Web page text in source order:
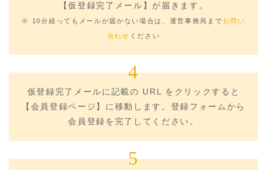
【仮登録完了メール】が届きます。
※ 10分経ってもメールが届かない場合は、運営事務局まで お問い
合わせ ください
4
仮登録完了メールに記載の URL をクリックすると
【会員登録ページ】に移動します。登録フォームから
会員登録を完了してください。
5